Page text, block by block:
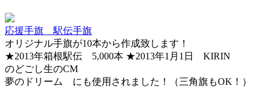
応援手旗 駅伝手旗
オリジナル手旗が10本から作成致します！
★2013年箱根駅伝 5,000本 ★2013年1月1日 KIRIN
のどごし生のCM
夢のドリーム にも使用されました！（三角旗もOK！）